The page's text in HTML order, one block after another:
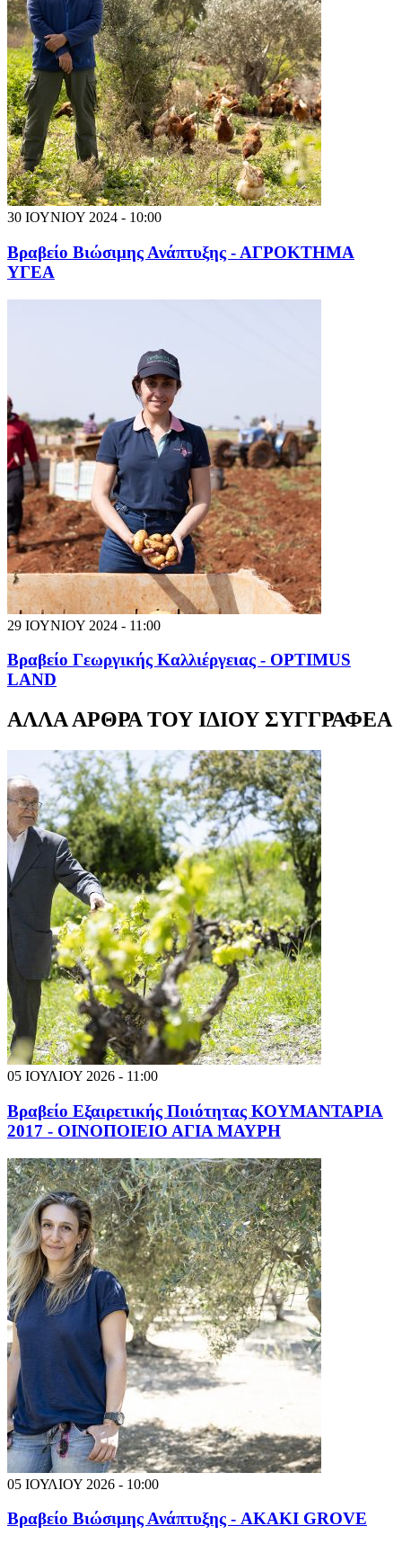
30 ΙΟΥΝΙΟΥ 2024 - 10:00
Βραβείο Βιώσιμης Ανάπτυξης - ΑΓΡΟΚΤΗΜΑ
ΥΓΕΑ
29 ΙΟΥΝΙΟΥ 2024 - 11:00
Βραβείο Γεωργικής Καλλιέργειας - OPTIMUS
LAND
ΑΛΛΑ ΑΡΘΡΑ ΤΟΥ ΙΔΙΟΥ ΣΥΓΓΡΑΦΕΑ
05 ΙΟΥΛΙΟΥ 2026 - 11:00
Βραβείο Εξαιρετικής Ποιότητας ΚΟΥΜΑΝΤΑΡΙΑ
2017 - ΟΙΝΟΠΟΙΕΙΟ ΑΓΙΑ ΜΑΥΡΗ
05 ΙΟΥΛΙΟΥ 2026 - 10:00
Βραβείο Βιώσιμης Ανάπτυξης - AKAKI GROVE